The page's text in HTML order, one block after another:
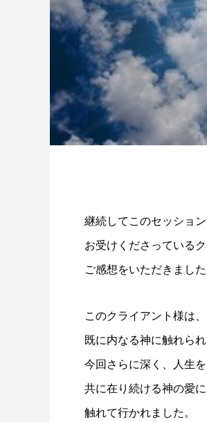
継続してこのセッショ
お受けくださっている
ご感想をいただきました
このクライアント様は
既に内なる神に触れられ
今回さらに深く、人生
共に在り続ける神の愛に
触れて行かれました。